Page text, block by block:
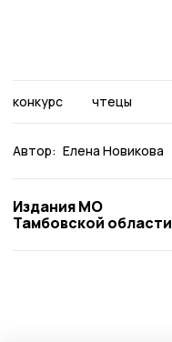
конкурс чтецы
Автор: Елена Новикова
Издания МО
Тамбовской области